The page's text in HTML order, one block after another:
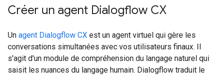
Créer un agent Dialogflow CX
Un agent Dialogflow CX est un agent virtuel qui gère les
conversations simultanées avec vos utilisateurs finaux. Il
s'agit d'un module de compréhension du langage naturel qui
saisit les nuances du langage humain. Dialogflow traduit le